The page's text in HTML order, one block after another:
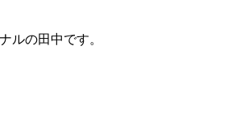
ルの田中です。